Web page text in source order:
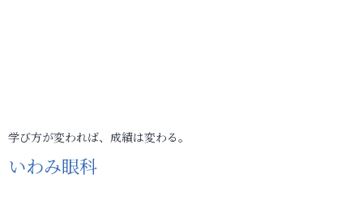
学び方が変われば、成績は変わる。
いわみ眼科